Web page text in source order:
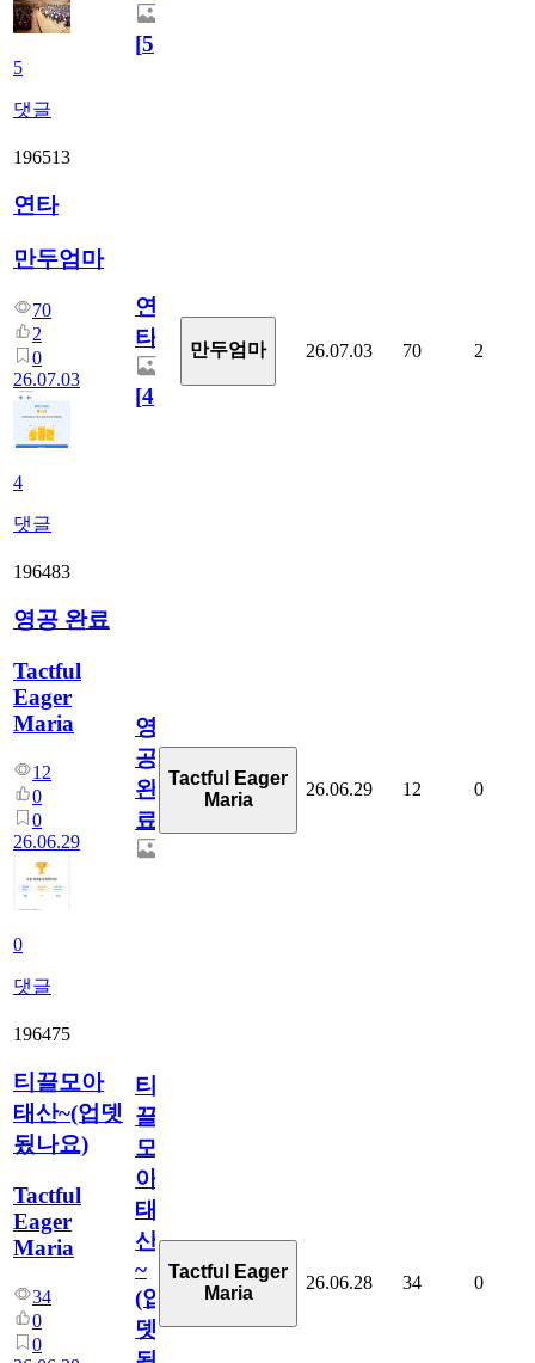
5
댓글
[5]
196513
연타
만두엄마
70
2
0
26.07.03
4
댓글
연
타
[4]
만두엄마 26.07.03 70 2
196483
영공 완료
Tactful
Eager
Maria
12
0
0
26.06.29
0
댓글
영
공
완
료
Tactful Eager
Maria
26.06.29 12 0
196475
티끌모아
태산~(업뎃
됬나요)
Tactful
Eager
Maria
34
0
0
티
끌
모
아
태
산
~
(업
뎃
Tactful Eager
Maria
26.06.28 34 0